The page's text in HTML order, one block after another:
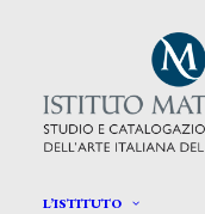
L’ISTITUTO